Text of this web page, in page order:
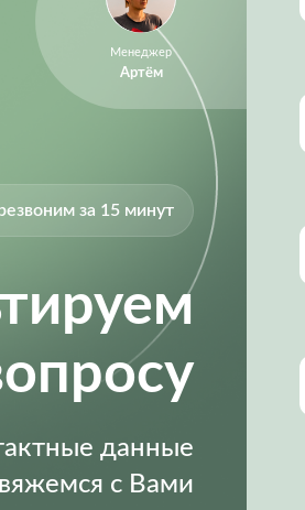
Менеджер
Артём
за 15 минут
данные
с Вами